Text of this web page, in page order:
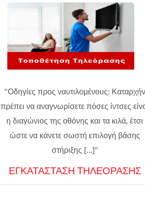
"Οδηγίες προς ναυτιλομένους: Καταρχήν
πρέπει να αναγνωρίσετε πόσες ίντσες
η διαγώνιος της οθόνης και τα κιλά, έτσι
ώστε να κάνετε σωστή επιλογή βάσης
στήριξης [...]"
ΕΓΚΑΤΑΣΤΑΣΗ ΤΗΛΕΟΡΑΣΗΣ